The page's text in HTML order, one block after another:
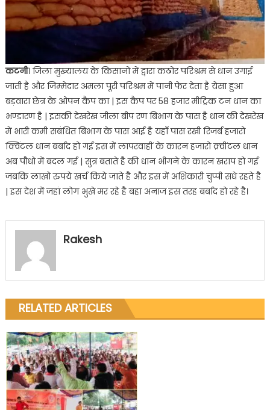
कटनी। जिला मुख्‍यालय के किसानो में द्वारा कठोर परिश्रम से धान उगाई
जाती है और जिम्मेदार अमला पूरी परिश्रम में पानी फेर देता है येसा हुआ
बड़वारा छेत्र के ओपन कैप का | इस कैप पर 58 हजार मीट्रिक टन धान का
भण्डारण है | इसकी देखरेख जीला बीप रण बिभाग के पास है धान की देखरेख
में भारी कमी सबंधित बिभाग के पास आई है यहाँ पास रखी रिजर्ब हजारो
क्विंटल धान बर्बाद हो गई इस में लापरवाहीं के कारन हजारो क़्वींटल धान
अब पौधो में बदल गई | सुत्र बताते है की धान भीगने के कारन खराप हो गई
जबकि लाखो रुपये खर्च किये जाते है और इस में अशिकारी चुप्पी सधे रहते है
| इस देश में जहां लोग भुखे मर रहे है बहा अनाज इस तरह बर्बाद हो रहे है।
Rakesh
RELATED ARTICLES